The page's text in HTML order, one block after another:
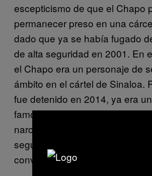
escepticismo de que el Chapo
permanecer preso en una
dado que ya se había fugado
de alta seguridad en 2001. En
el Chapo era un personaje de
ámbito en el cártel de Sinaloa.
fue detenido en 2014, ya era
famosos, conocidos e infames
narcotraficantes de todo el
segundo escape, 17 meses
convirtieron en casi un mito.